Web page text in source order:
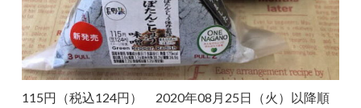
115円（税込124円） 2020年08月25日（火）以降順